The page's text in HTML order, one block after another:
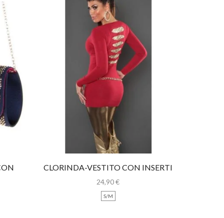
CLORINDA-VESTITO CON INSERTI
ORO
24,90€
S/M